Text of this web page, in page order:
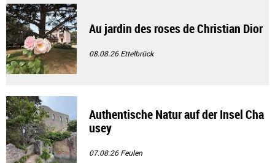
Au jardin des roses de Christian Dior
08.08.26Ettelbrück
Authentische Natur auf der Insel Cha
usey
07.08.26Feulen